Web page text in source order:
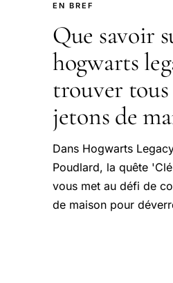
EN BREF
Que savoir
hogwarts
trouver tous
jetons de
Dans Hogwarts
Poudlard, la quête
vous met au défi de
de maison pour